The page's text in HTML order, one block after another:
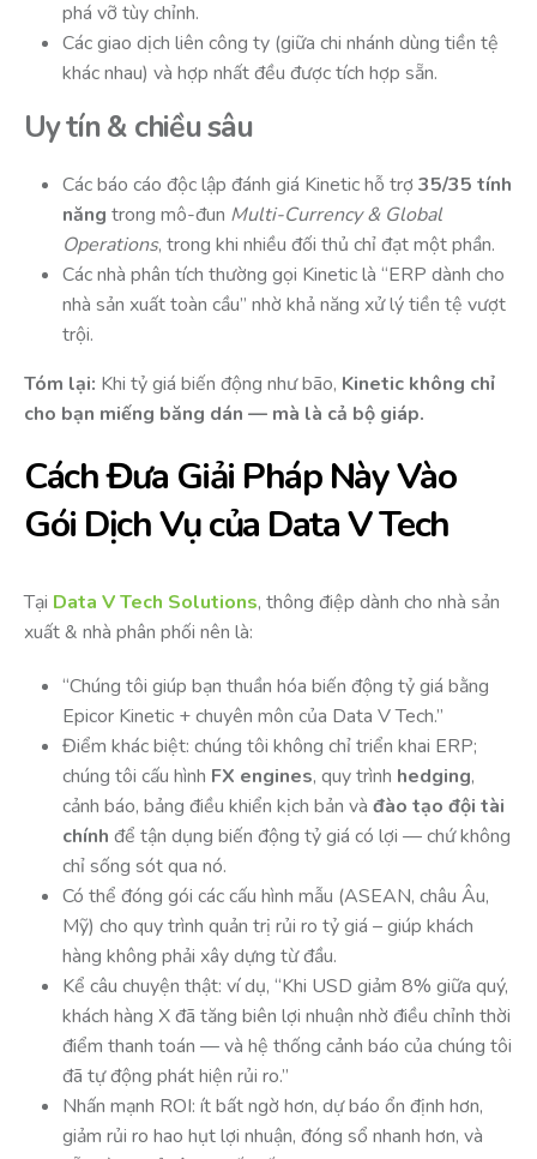
phá vỡ tùy chỉnh.
Các giao dịch liên công ty (giữa chi nhánh dùng tiền tệ
khác nhau) và hợp nhất đều được tích hợp sẵn.
Uy tín & chiều sâu
Các báo cáo độc lập đánh giá Kinetic hỗ trợ 35/35 tính
năng trong mô-đun Multi-Currency & Global
Operations, trong khi nhiều đối thủ chỉ đạt một phần.
Các nhà phân tích thường gọi Kinetic là “ERP dành cho
nhà sản xuất toàn cầu” nhờ khả năng xử lý tiền tệ vượt
trội.
Tóm lại: Khi tỷ giá biến động như bão, Kinetic không chỉ
cho bạn miếng băng dán — mà là cả bộ giáp.
Cách Đưa Giải Pháp Này Vào
Gói Dịch Vụ của Data V Tech
Tại Data V Tech Solutions, thông điệp dành cho nhà sản
xuất & nhà phân phối nên là:
“Chúng tôi giúp bạn thuần hóa biến động tỷ giá bằng
Epicor Kinetic + chuyên môn của Data V Tech.”
Điểm khác biệt: chúng tôi không chỉ triển khai ERP;
chúng tôi cấu hình FX engines, quy trình hedging,
cảnh báo, bảng điều khiển kịch bản và đào tạo đội tài
chính để tận dụng biến động tỷ giá có lợi — chứ không
chỉ sống sót qua nó.
Có thể đóng gói các cấu hình mẫu (ASEAN, châu Âu,
Mỹ) cho quy trình quản trị rủi ro tỷ giá – giúp khách
hàng không phải xây dựng từ đầu.
Kể câu chuyện thật: ví dụ, “Khi USD giảm 8% giữa quý,
khách hàng X đã tăng biên lợi nhuận nhờ điều chỉnh thời
điểm thanh toán — và hệ thống cảnh báo của chúng tôi
đã tự động phát hiện rủi ro.”
Nhấn mạnh ROI: ít bất ngờ hơn, dự báo ổn định hơn,
giảm rủi ro hao hụt lợi nhuận, đóng sổ nhanh hơn, và